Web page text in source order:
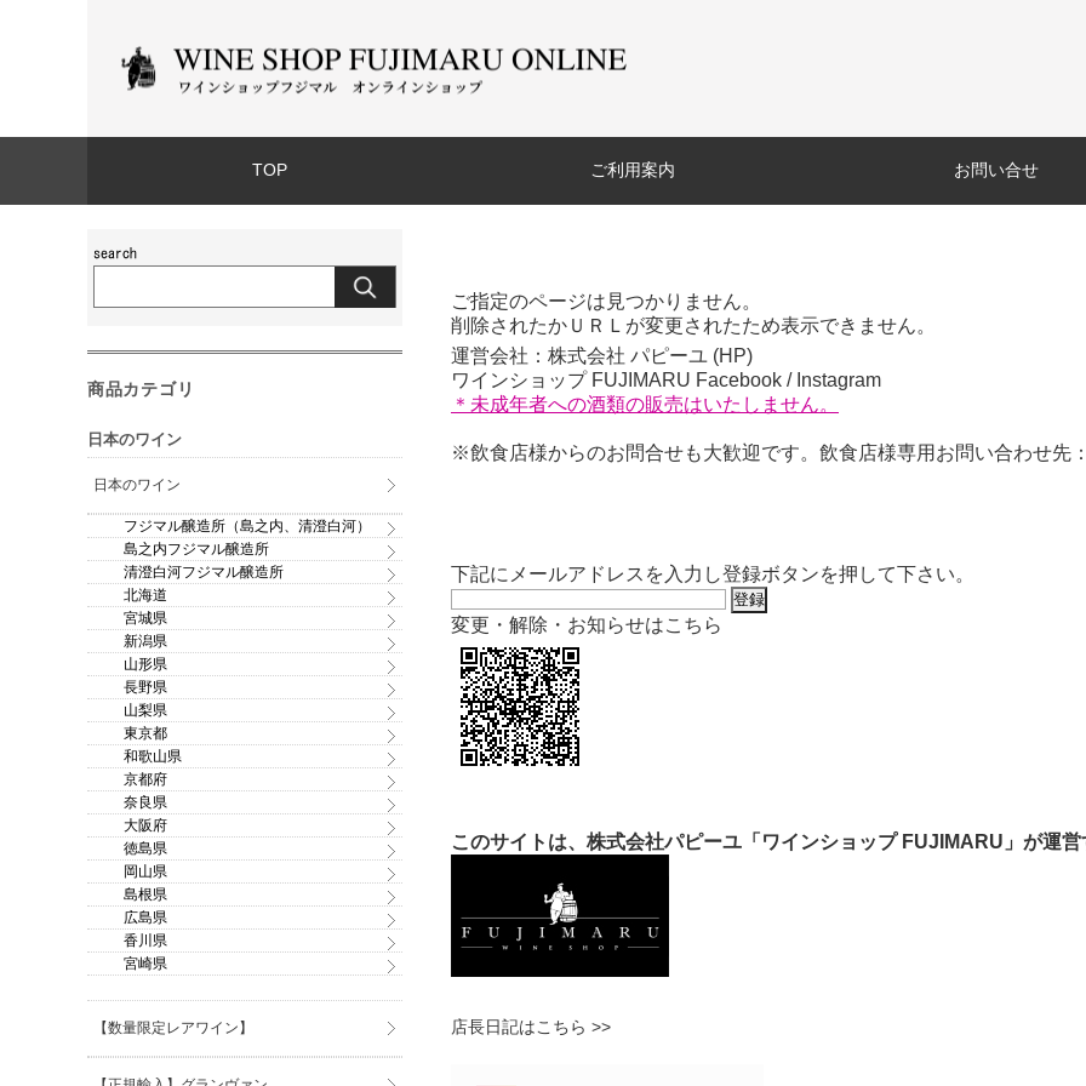
TOP ご利用案内 お問い合せ
ご指定のページは見つかりません。
削除されたかＵＲＬが変更されたため表示できません。
運営会社：株式会社 パピーユ (HP)
ワインショップ FUJIMARU Facebook / Instagram
＊未成年者への酒類の販売はいたしません。
※飲食店様からのお問合せも大歓迎です。飲食店様専用お問い合わせ先
商品カテゴリ
日本のワイン
日本のワイン
フジマル醸造所（島之内、清澄白河）
島之内フジマル醸造所
清澄白河フジマル醸造所
北海道
宮城県
新潟県
山形県
長野県
山梨県
東京都
和歌山県
京都府
奈良県
大阪府
徳島県
岡山県
島根県
広島県
香川県
宮崎県
【数量限定レアワイン】
下記にメールアドレスを入力し登録ボタンを押して下さい。
変更・解除・お知らせはこちら
このサイトは、株式会社パピーユ「ワインショップ FUJIMARU」が運営
店長日記はこちら >>